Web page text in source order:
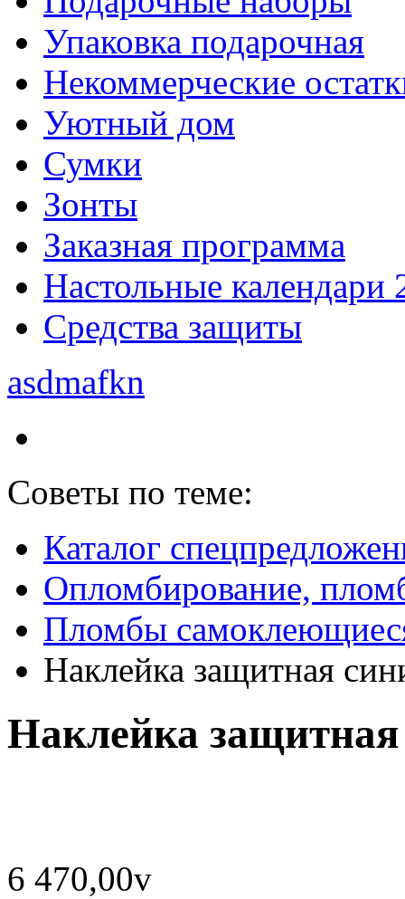
Упаковка подарочная
Некоммерческие
Уютный дом
Сумки
Зонты
Заказная программа
Настольные календари
Средства защиты
asdmafkn
Советы по теме:
Каталог
Опломбирование,
Пломбы
Наклейка защитная
Наклейка
6 470,00v